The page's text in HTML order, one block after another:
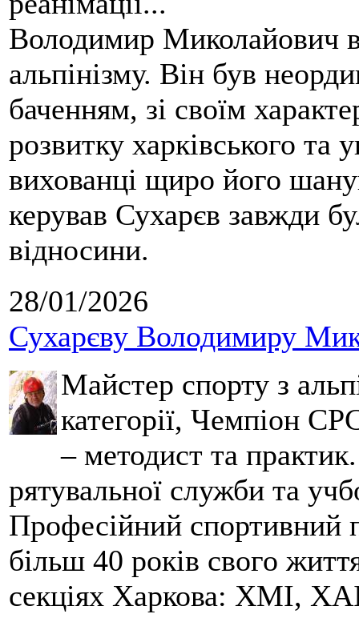
Володимир Миколайович
альпінізму. Він був
баченням, зі своїм
розвитку харківського та
вихованці щиро його
керував Сухарєв завжди
відносини.
28/01/2026
Сухарєву Володимиру
Майстер спорту з
категорії, Чемпіон
– методист та
рятувальної служби та
Професійний спортивний
більш 40 років свого
секціях Харкова: ХМІ,